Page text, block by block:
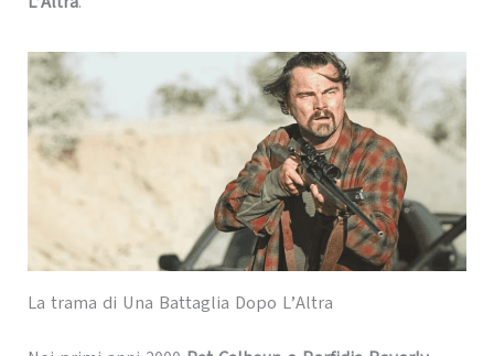
La trama di Una Battaglia Dopo L’Altra